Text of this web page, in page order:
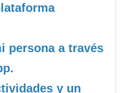
persona a través
y un